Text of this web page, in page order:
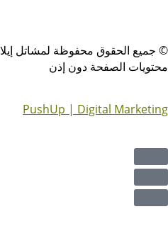
الحقوق محفوظة لمشاتل
الصفحة دون إذن
PushUp | Digital